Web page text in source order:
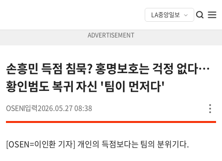
손흥민 득점 침묵? 홍명보호는 걱정 없다…
황인범도 복귀 자신 '팀이 먼저다'
OSEN 2026.05.27 08:38
[OSEN=이인환 기자] 개인의 득점보다는 팀의 분위기다.